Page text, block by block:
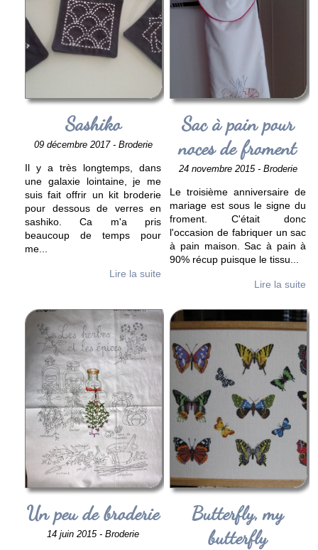
Sashiko
09 décembre 2017 - Broderie
Il y a très longtemps, dans
une galaxie lointaine, je me
suis fait offrir un kit broderie
pour dessous de verres en
sashiko. Ca m'a pris
beaucoup de temps pour
me
Lire la suite
Sac à pain pour
noces de froment
24 novembre 2015 - Broderie
Le troisième anniversaire de
mariage est sous le signe du
froment. C'était donc
l'occasion de fabriquer un sac
à pain maison. Sac à pain à
90% récup puisque le tissu
Lire la suite
Un peu de broderie
14 juin 2015 - Broderie
Butterfly, my
butterfly